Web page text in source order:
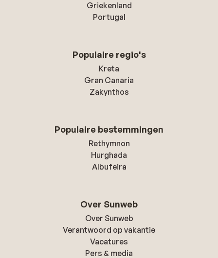
Griekenland
Portugal
Populaire regio's
Kreta
Gran Canaria
Zakynthos
Populaire bestemmingen
Rethymnon
Hurghada
Albufeira
Over Sunweb
Over Sunweb
Verantwoord op vakantie
Vacatures
Pers & media